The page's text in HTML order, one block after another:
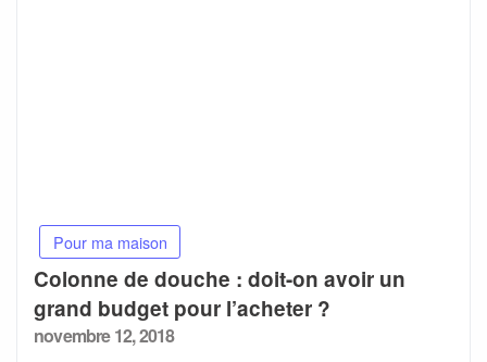
Pour ma maison
Colonne de douche : doit-on avoir un
grand budget pour l’acheter ?
Posted
novembre 12, 2018